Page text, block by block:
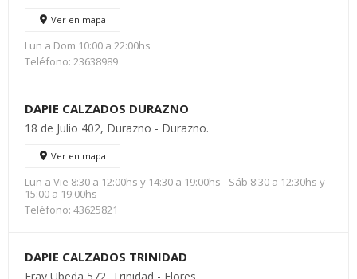
Ver en mapa
Lun a Dom 10:00 a 22:00hs
Teléfono: 23638989
DAPIE CALZADOS DURAZNO
18 de Julio 402, Durazno - Durazno.
Ver en mapa
Lun a Vie 8:30 a 12:00hs y 14:30 a 19:00hs - Sáb 8:30 a 12:30hs y
15:00 a 19:00hs
Teléfono: 43625821
DAPIE CALZADOS TRINIDAD